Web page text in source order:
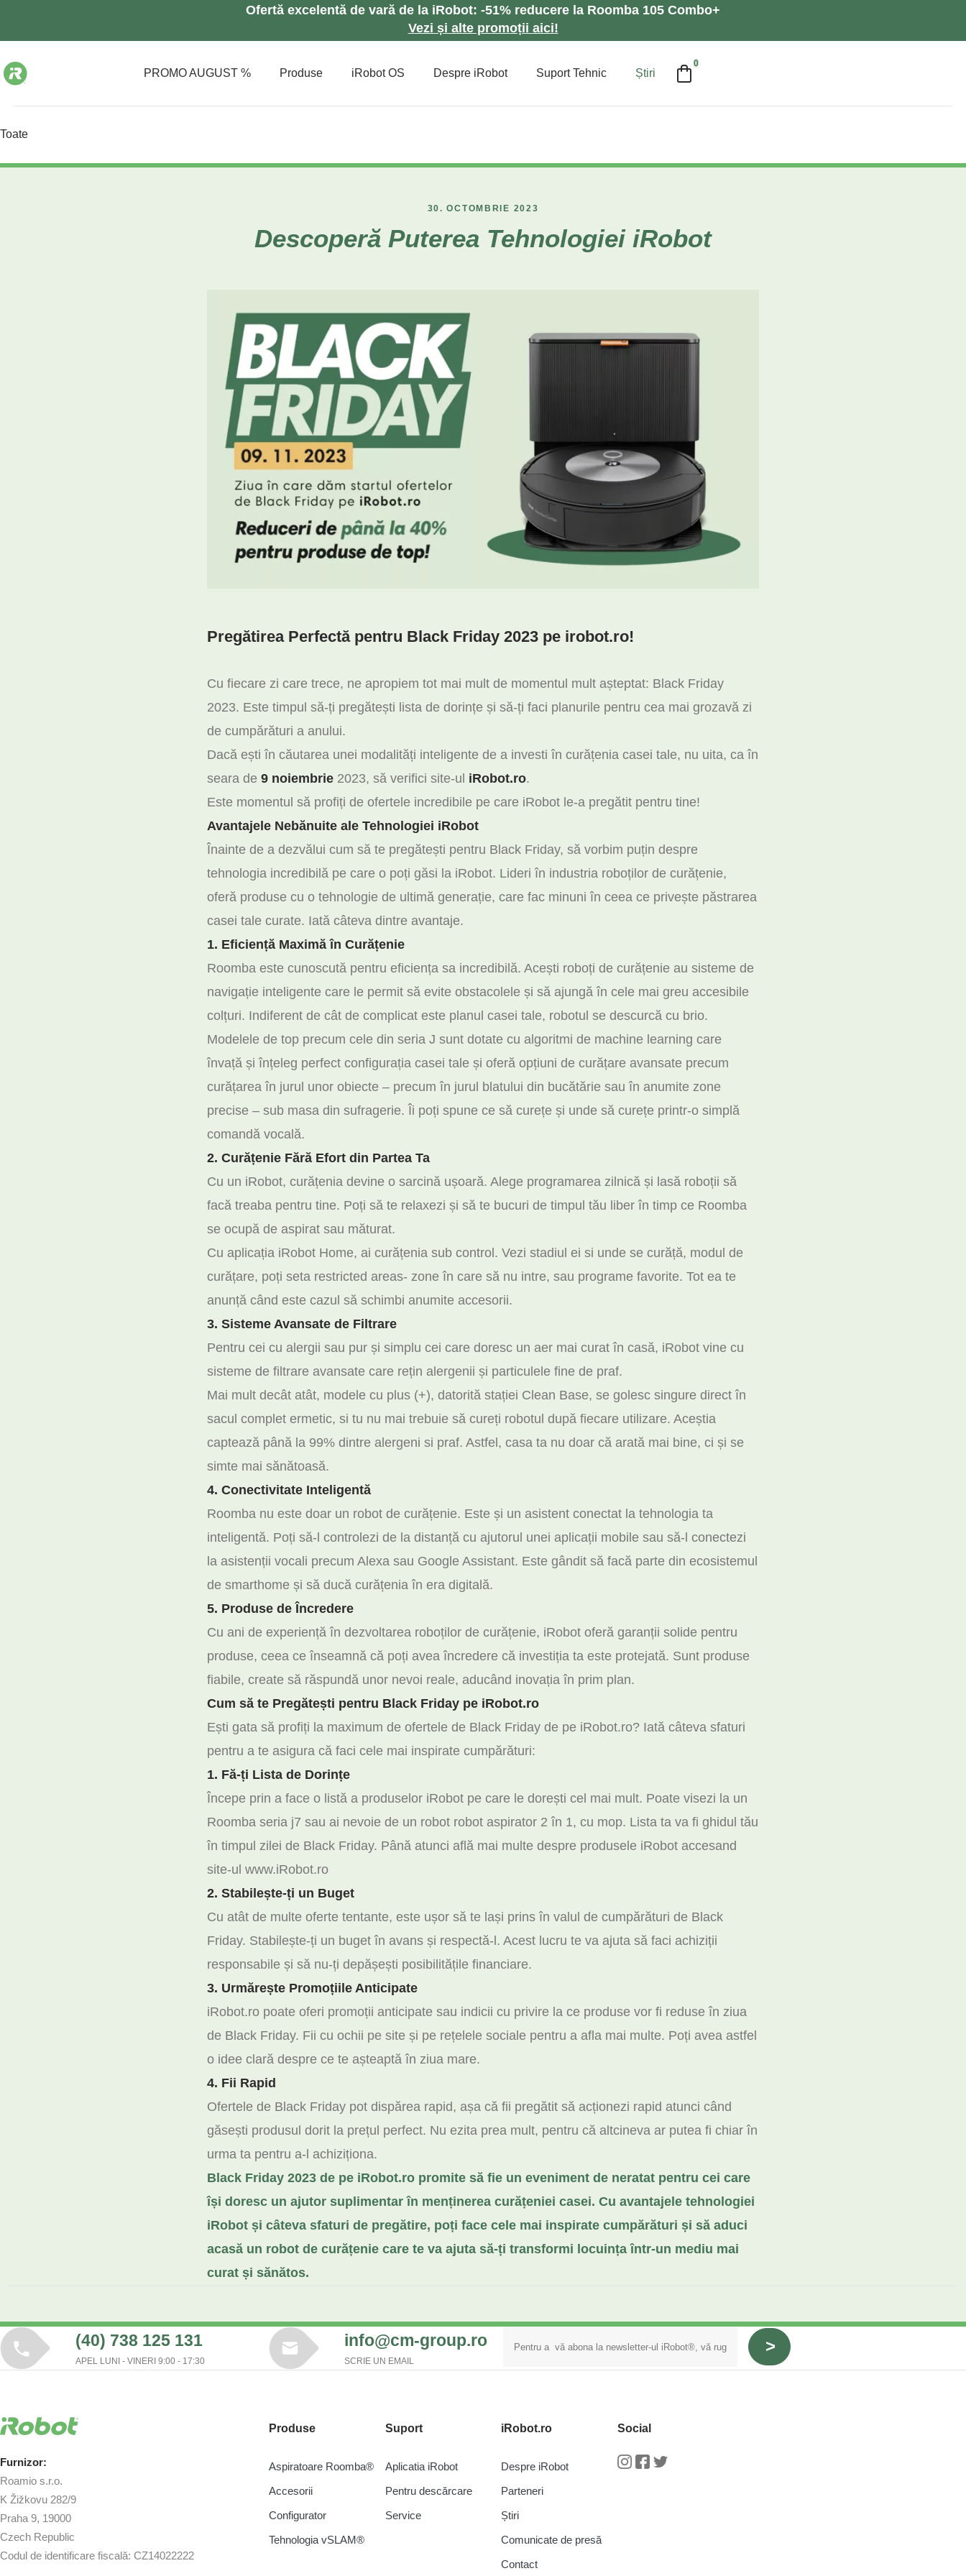
Ofertă excelentă de vară de la iRobot: -51% reducere la Roomba 105 Combo+
Vezi și alte promoții aici!
PROMO AUGUST % Produse iRobot OS Despre iRobot Suport Tehnic Știri
0
Toate
30. OCTOMBRIE 2023
Descoperă Puterea Tehnologiei iRobot
Pregătirea Perfectă pentru Black Friday 2023 pe irobot.ro!
Cu fiecare zi care trece, ne apropiem tot mai mult de momentul mult așteptat: Black Friday
2023. Este timpul să-ți pregătești lista de dorințe și să-ți faci planurile pentru cea mai grozavă zi
de cumpărături a anului.
Dacă ești în căutarea unei modalități inteligente de a investi în curățenia casei tale, nu uita, ca în
seara de 9 noiembrie 2023, să verifici site-ul iRobot.ro.
Este momentul să profiți de ofertele incredibile pe care iRobot le-a pregătit pentru tine!
Avantajele Nebănuite ale Tehnologiei iRobot
Înainte de a dezvălui cum să te pregătești pentru Black Friday, să vorbim puțin despre
tehnologia incredibilă pe care o poți găsi la iRobot. Lideri în industria roboților de curățenie,
oferă produse cu o tehnologie de ultimă generație, care fac minuni în ceea ce privește păstrarea
casei tale curate. Iată câteva dintre avantaje.
1. Eficiență Maximă în Curățenie
Roomba este cunoscută pentru eficiența sa incredibilă. Acești roboți de curățenie au sisteme de
navigație inteligente care le permit să evite obstacolele și să ajungă în cele mai greu accesibile
colțuri. Indiferent de cât de complicat este planul casei tale, robotul se descurcă cu brio.
Modelele de top precum cele din seria J sunt dotate cu algoritmi de machine learning care
învață și înțeleg perfect configurația casei tale și oferă opțiuni de curățare avansate precum
curățarea în jurul unor obiecte – precum în jurul blatului din bucătărie sau în anumite zone
precise – sub masa din sufragerie. Îi poți spune ce să curețe și unde să curețe printr-o simplă
comandă vocală.
2. Curățenie Fără Efort din Partea Ta
Cu un iRobot, curățenia devine o sarcină ușoară. Alege programarea zilnică și lasă roboții să
facă treaba pentru tine. Poți să te relaxezi și să te bucuri de timpul tău liber în timp ce Roomba
se ocupă de aspirat sau măturat.
Cu aplicația iRobot Home, ai curățenia sub control. Vezi stadiul ei si unde se curăță, modul de
curățare, poți seta restricted areas- zone în care să nu intre, sau programe favorite. Tot ea te
anunță când este cazul să schimbi anumite accesorii.
3. Sisteme Avansate de Filtrare
Pentru cei cu alergii sau pur și simplu cei care doresc un aer mai curat în casă, iRobot vine cu
sisteme de filtrare avansate care rețin alergenii și particulele fine de praf.
Mai mult decât atât, modele cu plus (+), datorită stației Clean Base, se golesc singure direct în
sacul complet ermetic, si tu nu mai trebuie să cureți robotul după fiecare utilizare. Aceștia
captează până la 99% dintre alergeni si praf. Astfel, casa ta nu doar că arată mai bine, ci și se
simte mai sănătoasă.
4. Conectivitate Inteligentă
Roomba nu este doar un robot de curățenie. Este și un asistent conectat la tehnologia ta
inteligentă. Poți să-l controlezi de la distanță cu ajutorul unei aplicații mobile sau să-l conectezi
la asistenții vocali precum Alexa sau Google Assistant. Este gândit să facă parte din ecosistemul
de smarthome și să ducă curățenia în era digitală.
5. Produse de Încredere
Cu ani de experiență în dezvoltarea roboților de curățenie, iRobot oferă garanții solide pentru
produse, ceea ce înseamnă că poți avea încredere că investiția ta este protejată. Sunt produse
fiabile, create să răspundă unor nevoi reale, aducând inovația în prim plan.
Cum să te Pregătești pentru Black Friday pe iRobot.ro
Ești gata să profiți la maximum de ofertele de Black Friday de pe iRobot.ro? Iată câteva sfaturi
pentru a te asigura că faci cele mai inspirate cumpărături:
1. Fă-ți Lista de Dorințe
Începe prin a face o listă a produselor iRobot pe care le dorești cel mai mult. Poate visezi la un
Roomba seria j7 sau ai nevoie de un robot robot aspirator 2 în 1, cu mop. Lista ta va fi ghidul tău
în timpul zilei de Black Friday. Până atunci află mai multe despre produsele iRobot accesand
site-ul www.iRobot.ro
2. Stabilește-ți un Buget
Cu atât de multe oferte tentante, este ușor să te lași prins în valul de cumpărături de Black
Friday. Stabilește-ți un buget în avans și respectă-l. Acest lucru te va ajuta să faci achiziții
responsabile și să nu-ți depășești posibilitățile financiare.
3. Urmărește Promoțiile Anticipate
iRobot.ro poate oferi promoții anticipate sau indicii cu privire la ce produse vor fi reduse în ziua
de Black Friday. Fii cu ochii pe site și pe rețelele sociale pentru a afla mai multe. Poți avea astfel
o idee clară despre ce te așteaptă în ziua mare.
4. Fii Rapid
Ofertele de Black Friday pot dispărea rapid, așa că fii pregătit să acționezi rapid atunci când
găsești produsul dorit la prețul perfect. Nu ezita prea mult, pentru că altcineva ar putea fi chiar în
urma ta pentru a-l achiziționa.
Black Friday 2023 de pe iRobot.ro promite să fie un eveniment de neratat pentru cei care
își doresc un ajutor suplimentar în menținerea curățeniei casei. Cu avantajele tehnologiei
iRobot și câteva sfaturi de pregătire, poți face cele mai inspirate cumpărături și să aduci
acasă un robot de curățenie care te va ajuta să-ți transformi locuința într-un mediu mai
curat și sănătos.
(40) 738 125 131
APEL LUNI - VINERI 9:00 - 17:30
info@cm-group.ro
SCRIE UN EMAIL
Furnizor:
Roamio s.r.o.
K Žižkovu 282/9
Praha 9, 19000
Czech Republic
Codul de identificare fiscală: CZ14022222
Produse
Aspiratoare Roomba®
Accesorii
Configurator
Tehnologia vSLAM®
Suport
Aplicatia iRobot
Pentru descărcare
Service
iRobot.ro
Despre iRobot
Parteneri
Știri
Comunicate de presă
Contact
Social
Instagram
Facebook